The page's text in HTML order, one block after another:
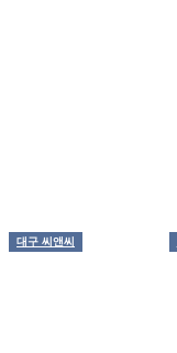
대구 씨앤씨